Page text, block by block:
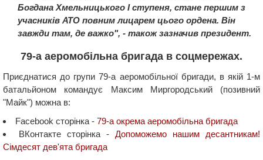
Богдана Хмельницького I ступеня, стане першим з
учасників АТО повним лицарем цього ордена. Він
завжди там, де важко", - також зазначив президент.
79-а аеромобільна бригада в соцмережах.
Приєднатися до групи 79-а аеромобільної бригади, в якій 1-м
батальйоном командує Максим Миргородський (позивний
"Майк") можна в:
Facebook сторінка - 79-а окрема аеромобільна бригада
ВКонтакте сторінка - Допоможемо нашим десантникам!
Сімдесят дев'ята бригада